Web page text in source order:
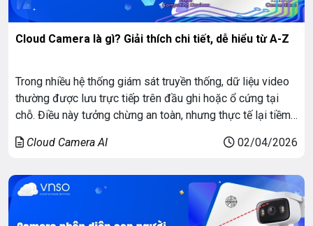
Cloud Camera là gì? Giải thích chi tiết, dễ hiểu từ A-Z
Trong nhiều hệ thống giám sát truyền thống, dữ liệu video
thường được lưu trực tiếp trên đầu ghi hoặc ổ cứng tại
chỗ. Điều này tưởng chừng an toàn, nhưng thực tế lại tiềm
hoặc đơn giản là hết dung […]
Cloud Camera AI 02/04/2026